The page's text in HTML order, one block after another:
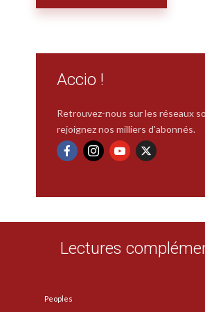
Accio !
Retrouvez-nous sur les réseaux
rejoignez nos milliers d'abonnés.
Lectures
Peoples